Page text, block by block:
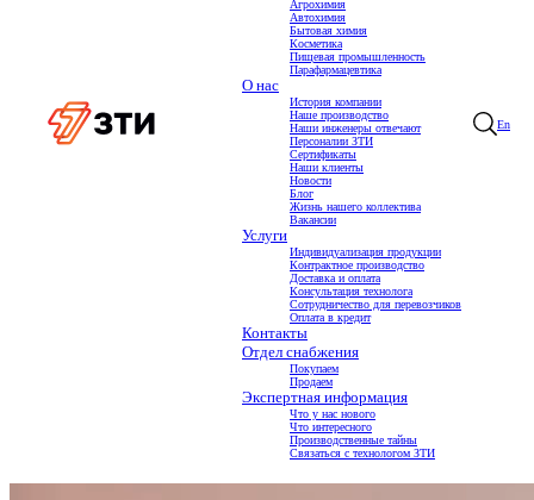
Агрохимия
Автохимия
Бытовая химия
Косметика
Пищевая промышленность
Парафармацевтика
О нас
История компании
Наше производство
Наши инженеры отвечают
Персоналии ЗТИ
Сертификаты
Наши клиенты
Новости
Блог
Жизнь нашего коллектива
Вакансии
Услуги
Индивидуализация продукции
Контрактное производство
Доставка и оплата
Консультация технолога
Сотрудничество для перевозчиков
Оплата в кредит
Контакты
Отдел снабжения
Покупаем
Продаем
Экспертная информация
Что у нас нового
Что интересного
Производственные тайны
Связаться с технологом ЗТИ
En